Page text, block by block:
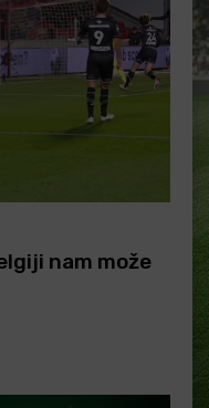
nam može